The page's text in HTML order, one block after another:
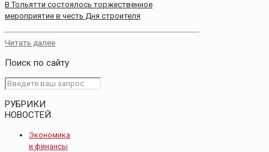
В Тольятти состоялось торжественное
мероприятие в честь Дня строителя
Читать далее
Поиск по сайту
РУБРИКИ
НОВОСТЕЙ
Экономика
и финансы